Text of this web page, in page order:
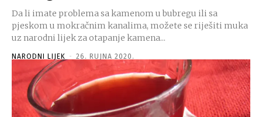
Da li imate problema sa kamenom u bubregu ili sa
pjeskom u mokračnim kanalima, možete se riješiti muka
uz narodni lijek za otapanje kamena...
NARODNI LIJEK - 26. RUJNA 2020.